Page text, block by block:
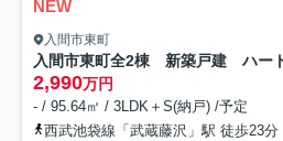
NEW
入間市東町
入間市東町全2棟 新築戸建 ハー
2,990万円
- / 95.64㎡ / 3LDK＋S(納戸) /予定
西武池袋線「武蔵藤沢」駅 徒歩23分